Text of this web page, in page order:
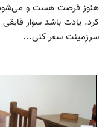
هنوز فرصت هست و می‌شود
کرد. یادت باشد سوار
سرزمینت سفر کنی...